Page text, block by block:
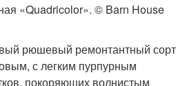
«Quadricolor». © Barn House
рюшевый ремонтантный сорт
с легким пурпурным
покоряющих волнистым